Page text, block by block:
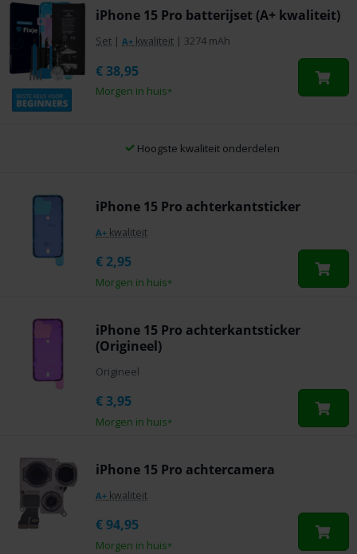
iPhone 15 Pro batterijset (A+ kwaliteit)
Set | A+ kwaliteit | 3274 mAh
Morgen in huis*
€38,95
iPhone 15 Pro achterkantsticker
A+ kwaliteit
Morgen in huis*
€ 2,95
iPhone 15 Pro achterkantsticker
(Origineel)
Origineel
Morgen in huis*
€3,95
Hoogste kwaliteit onderdelen
iPhone 15 Pro achtercamera
A+ kwaliteit
Morgen in huis*
€94,95